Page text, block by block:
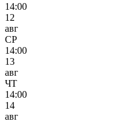
14:00
12
авг
СР
14:00
13
авг
ЧТ
14:00
14
авг